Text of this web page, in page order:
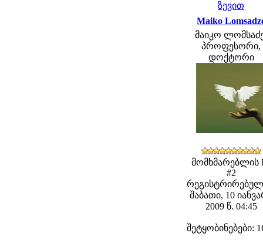
ზევით
Maiko
მაიკო
პროფესორი,
დოქტორი
მომხმარებლის
#2
შაბათი, 10
2009 წ. 04:45
შეტყობინებები: